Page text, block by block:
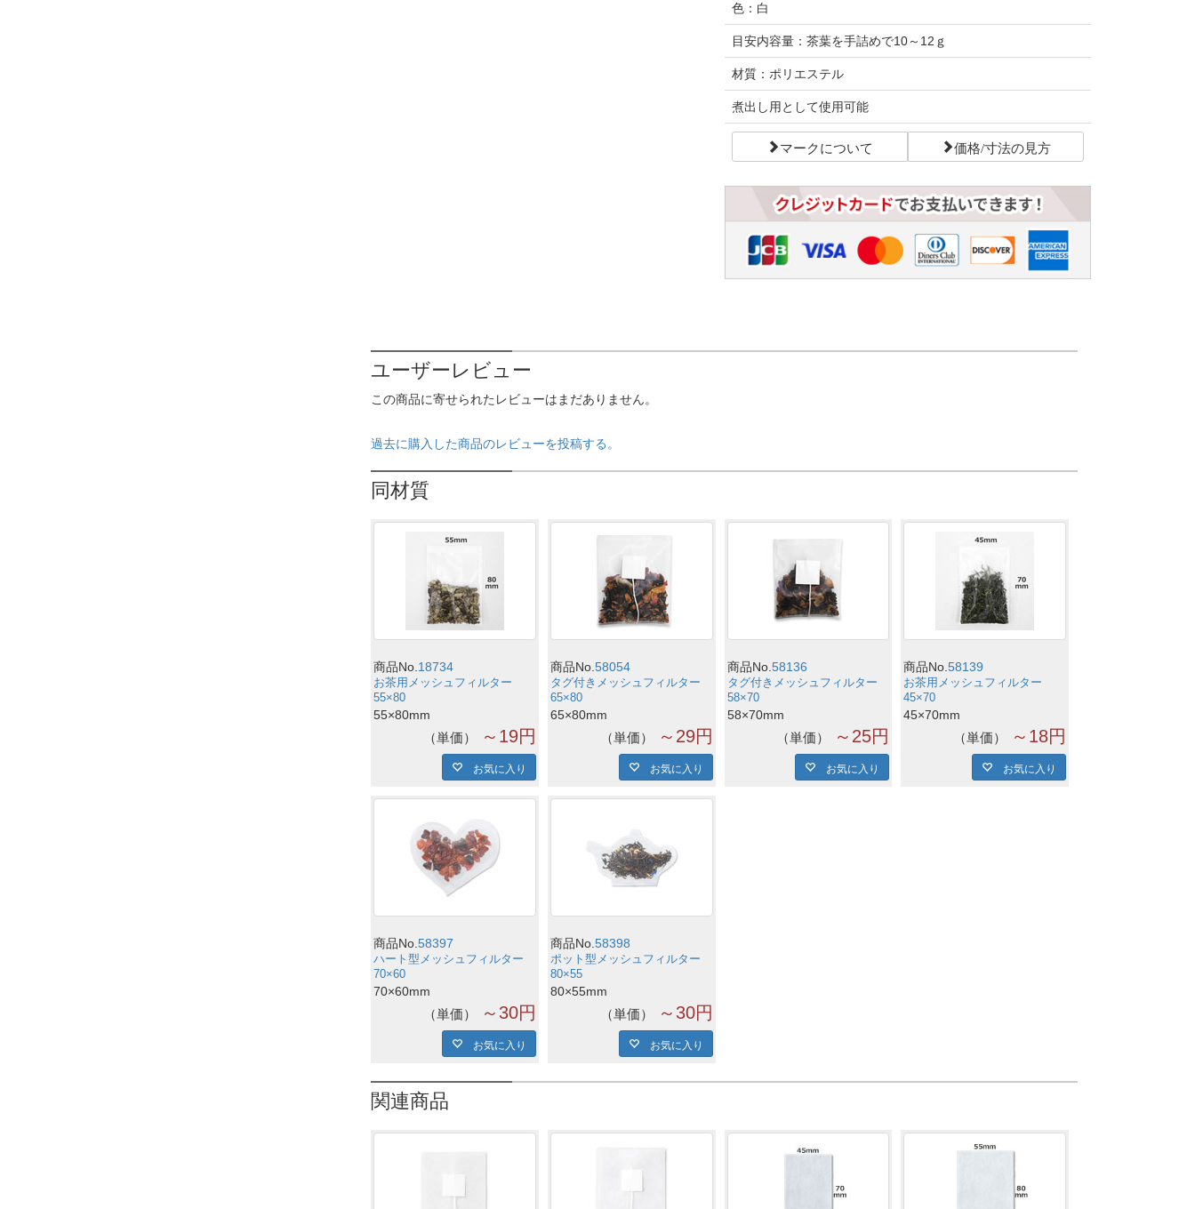
色：白
目安内容量：茶葉を手詰めで10～12ｇ
材質：ポリエステル
煮出し用として使用可能
マークについて 価格/寸法の見方
ユーザーレビュー
この商品に寄せられたレビューはまだありません。
過去に購入した商品のレビューを投稿する。
同材質
商品No. 18734
お茶用メッシュフィルター
55×80
55×80mm
単価 ～19円
お気に入り
商品No. 58054
タグ付きメッシュフィルター
65×80
65×80mm
単価 ～29円
お気に入り
商品No. 58136
タグ付きメッシュフィルター
58×70
58×70mm
単価 ～25円
お気に入り
商品No.58139
お茶用メッシュフィルター
45×70
45×70mm
単価 ～18円
お気に入り
商品No. 58397
ハート型メッシュフィルター
70×60
70×60mm
単価 ～30円
お気に入り
商品No. 58398
ポット型メッシュフィルター
80×55
80×55mm
単価 ～30円
お気に入り
関連商品